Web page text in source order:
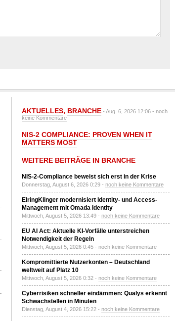
AKTUELLES, BRANCHE - Aug. 6, 2026 12:06 - noch
keine Kommentare
NIS-2 COMPLIANCE: PROVEN WHEN IT
MATTERS MOST
WEITERE BEITRÄGE IN BRANCHE
NIS-2-Compliance beweist sich erst in der Krise
Donnerstag, August 6, 2026 0:29 - noch keine Kommentare
ElringKlinger modernisiert Identity- und Access-
Management mit Omada Identity
Mittwoch, August 5, 2026 13:49 - noch keine Kommentare
EU AI Act: Aktuelle KI-Vorfälle unterstreichen
Notwendigkeit der Regeln
Mittwoch, August 5, 2026 0:45 - noch keine Kommentare
Kompromittierte Nutzerkonten – Deutschland
weltweit auf Platz 10
Mittwoch, August 5, 2026 0:32 - noch keine Kommentare
Cyberrisiken schneller eindämmen: Qualys erkennt
Schwachstellen in Minuten
Dienstag, August 4, 2026 15:22 - noch keine Kommentare